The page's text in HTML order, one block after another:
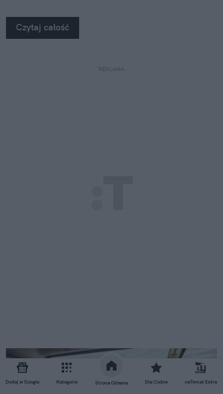
Dodaj w Google Kategorie Strona Główna Dla Ciebie naTemat Extra
Czytaj całość
REKLAMA